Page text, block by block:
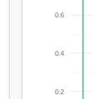
0.2
0.4
0.6